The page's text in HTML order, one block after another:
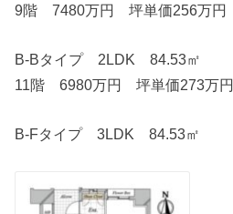
9階 7480万円 坪単価256万円
B-Bタイプ 2LDK 84.53㎡
11階 6980万円 坪単価273万円
B-Fタイプ 3LDK 84.53㎡